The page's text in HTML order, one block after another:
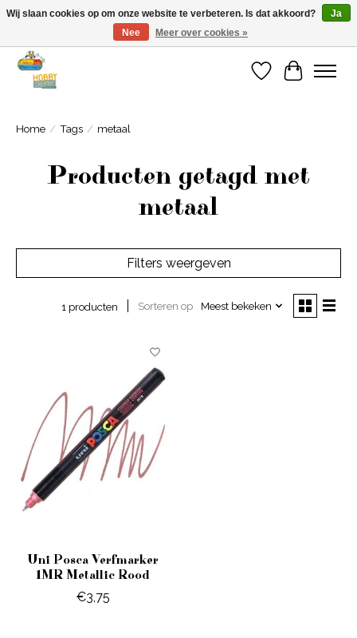
Welkom bij Cadeauhuis Wageningen
Verlanglijst
Home / Tags / metaal
Producten getagd met
metaal
Filters weergeven
1 producten Sorteren op Meest bekeken
Uni Posca Verfmarker
1MR Metallic Rood
€3,75
Wij slaan cookies op om onze website te verbeteren. Is dat akkoord?
Ja
Nee
Meer over cookies »